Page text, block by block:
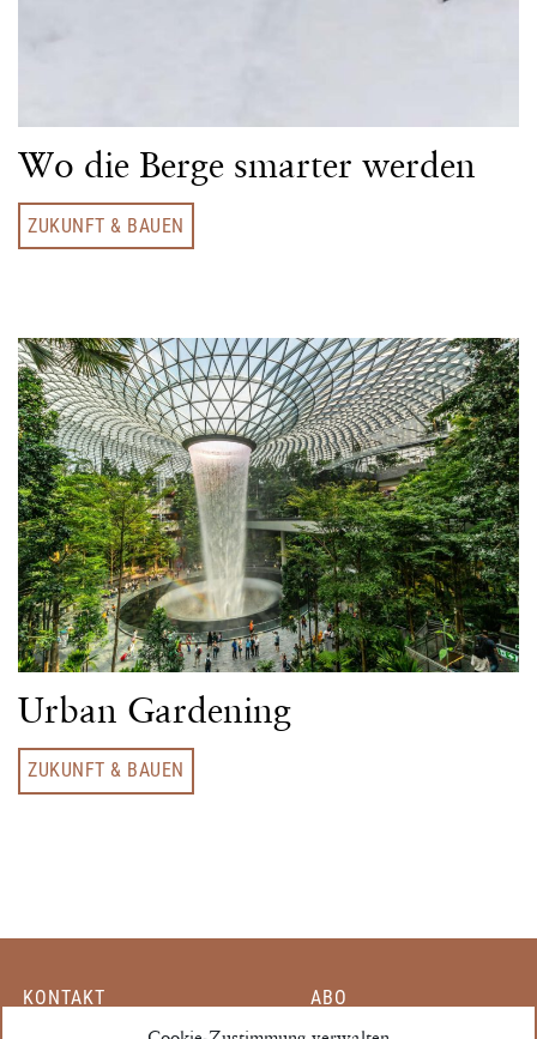
Wo die Berge smarter werden
ZUKUNFT & BAUEN
Urban Gardening
ZUKUNFT & BAUEN
KONTAKT
ABO